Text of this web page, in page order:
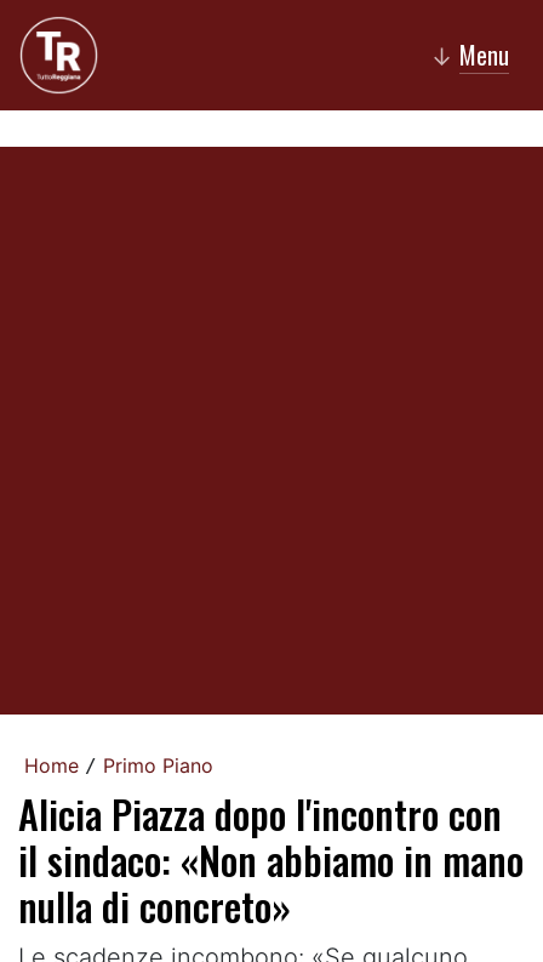
↓ Menu
Home / Primo Piano
Alicia Piazza dopo l'incontro con
il sindaco: «Non abbiamo in mano
nulla di concreto»